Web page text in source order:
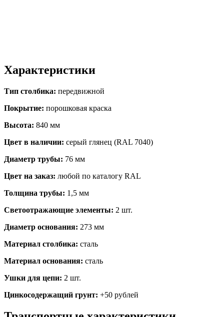
Характеристики
Тип столбика: передвижной
Покрытие: порошковая краска
Высота: 840 мм
Цвет в наличии: серый глянец (RAL 7040)
Диаметр трубы: 76 мм
Цвет на заказ: любой по каталогу RAL
Толщина трубы: 1,5 мм
Светоотражающие элементы: 2 шт.
Диаметр основания: 273 мм
Материал столбика: сталь
Материал основания: сталь
Ушки для цепи: 2 шт.
Цинкосодержащий грунт: +50 рублей